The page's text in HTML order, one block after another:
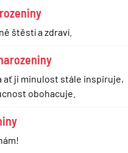
štěstí a zdraví.
ať ji minulost stále inspiruje,
obohacuje.